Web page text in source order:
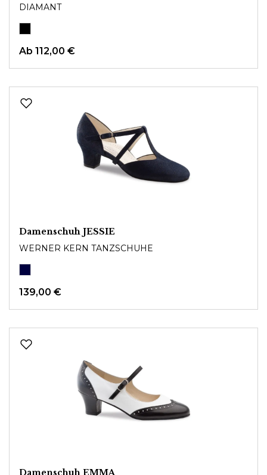
DIAMANT
Ab 112,00 €
Damenschuh JESSIE
WERNER KERN TANZSCHUHE
139,00 €
Damenschuh EMMA